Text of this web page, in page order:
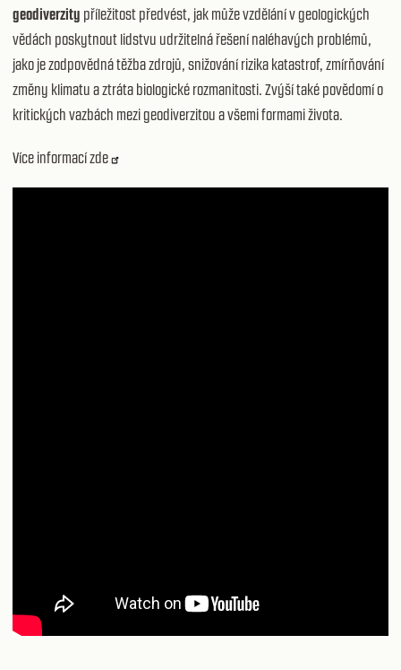
geodiverzity příležitost předvést, jak může vzdělání v geologických
vědách poskytnout lidstvu udržitelná řešení naléhavých problémů,
jako je zodpovědná těžba zdrojů, snižování rizika katastrof, zmírňování
změny klimatu a ztráta biologické rozmanitosti. Zvýší také povědomí o
kritických vazbách mezi geodiverzitou a všemi formami života.
Více informací zde